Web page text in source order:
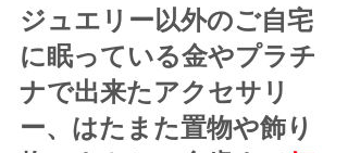
ジュエリー以外のご自宅
に眠っている金やプラチ
ナで出来たアクセサリ
ー、はたまた置物や飾り